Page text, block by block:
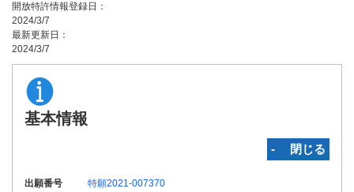
開放特許情報登録日：
2024/3/7
最新更新日：
2024/3/7
基本情報
‐ 閉じる
出願番号
特願2021-007370